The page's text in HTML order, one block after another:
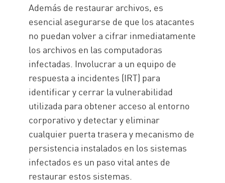
Además de restaurar archivos, es
esencial asegurarse de que los atacantes
no puedan volver a cifrar inmediatamente
los archivos en las computadoras
infectadas. Involucrar a un equipo de
respuesta a incidentes (IRT) para
identificar y cerrar la vulnerabilidad
utilizada para obtener acceso al entorno
corporativo y detectar y eliminar
cualquier puerta trasera y mecanismo de
persistencia instalados en los sistemas
infectados es un paso vital antes de
restaurar estos sistemas.